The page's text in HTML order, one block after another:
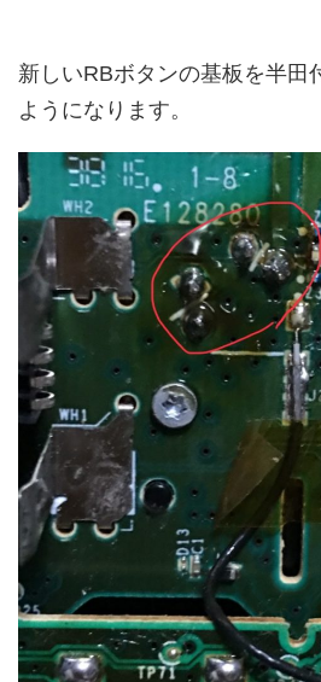
新しいRBボタンの基板を半田
ようになります。